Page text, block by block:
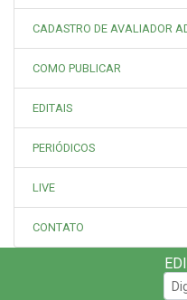
CADASTRO DE AVALIADOR
COMO PUBLICAR
EDITAIS
PERIÓDICOS
LIVE
CONTATO